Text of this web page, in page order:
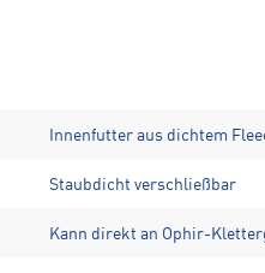
Innenfutter aus dichtem
Staubdicht verschließbar
Kann direkt an Ophir-